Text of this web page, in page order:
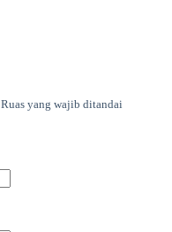
Ruas yang wajib ditandai